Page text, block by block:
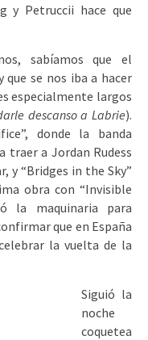
y Petruccii hace que
sabíamos que el
se nos iba a hacer
especialmente largos
descanso a Labrie).
donde la banda
traer a Jordan Rudess
y “Bridges in the Sky”
obra con “Invisible
la maquinaria para
que en España
la vuelta de la
Siguió la
noche
coquetea